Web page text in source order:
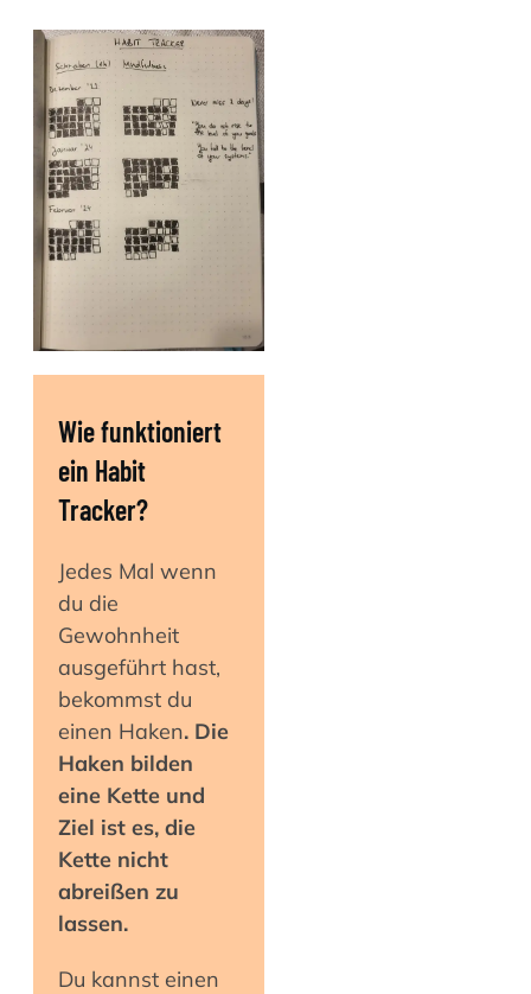
Wie funktioniert
ein Habit
Tracker?
Jedes Mal wenn
du die
Gewohnheit
ausgeführt hast,
bekommst du
einen Haken. Die
Haken bilden
eine Kette und
Ziel ist es, die
Kette nicht
abreißen zu
lassen.
Du kannst einen